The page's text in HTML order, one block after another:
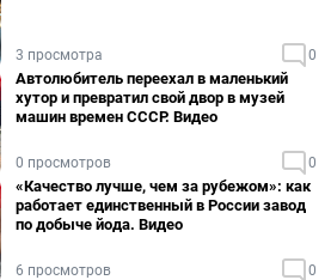
3 просмотра 0
Автолюбитель переехал в маленький
хутор и превратил свой двор в музей
машин времен СССР. Видео
0 просмотров 0
«Качество лучше, чем за рубежом»: как
работает единственный в России завод
по добыче йода. Видео
6 просмотров 0